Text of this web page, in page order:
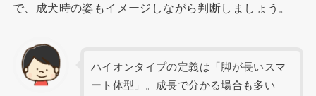
で、成犬時の姿もイメージしながら判断しましょう。
ハイオンタイプの定義は「脚が長いスマ
ート体型」。成長で分かる場合も多い